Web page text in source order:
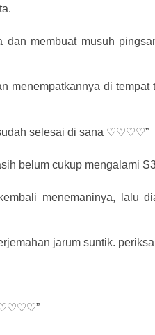
membuat musuh
menempatkannya di
selesai di sana ♡♡♡♡”
belum cukup mengalami
menemaninya, lalu
jarum suntik.